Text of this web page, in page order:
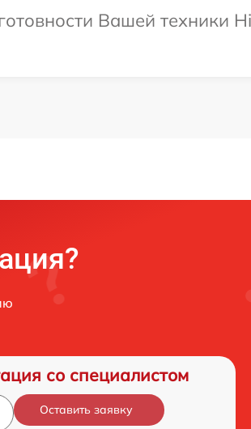
Вашей техники
со специалистом
Оставить заявку